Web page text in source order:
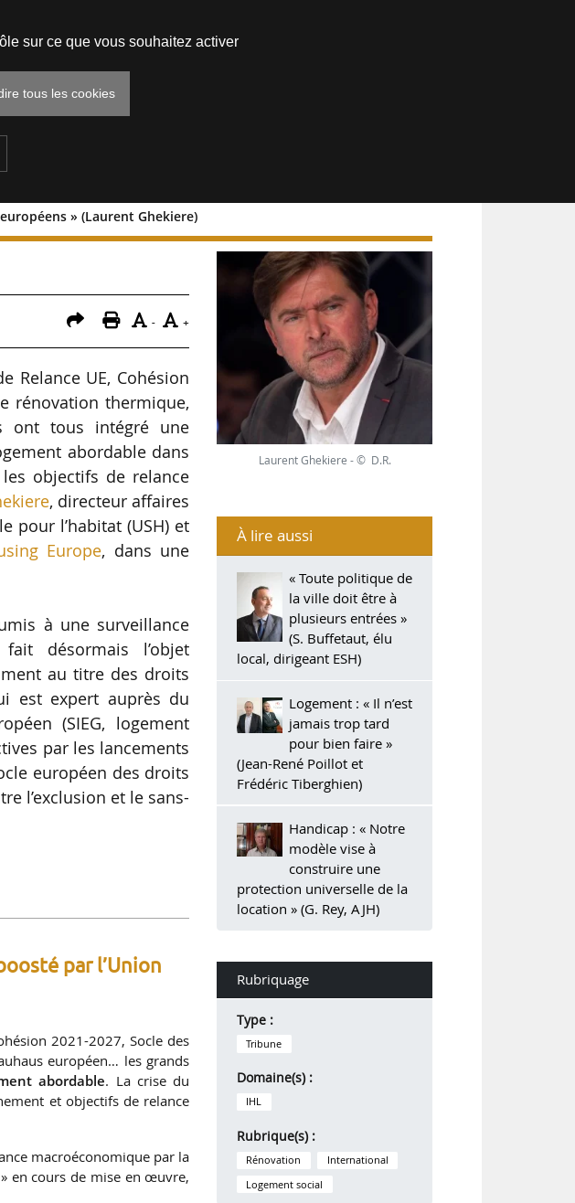
» (Laurent Ghekiere)
les grands
- +
Relance UE, Cohésion
rénovation thermique,
ont tous intégré une
abordable dans
objectifs de relance
, directeur affaires
pour l’habitat (USH) et
Europe, dans une
à une surveillance
désormais l’objet
au titre des droits
est expert auprès du
(SIEG, logement
par les lancements
européen des droits
l’exclusion et le sans-
par l’Union
2021-2027, Socle des
européen… les grands
abordable. La crise du
et objectifs de relance
macroéconomique par la
en cours de mise en œuvre,
Laurent Ghekiere - © D.R.
À lire aussi
« Toute politique de
la ville doit être à
plusieurs entrées »
(S. Buffetaut, élu
local, dirigeant ESH)
Logement : « Il n’est
jamais trop tard
pour bien faire »
(Jean-René Poillot et
Frédéric Tiberghien)
Handicap : « Notre
modèle vise à
construire une
protection universelle de la
location » (G. Rey, AJH)
Rubriquage
Type :
Tribune
Domaine(s) :
IHL
Rubrique(s) :
Rénovation
International
Logement social
sur ce que vous souhaitez activer
tous les cookies